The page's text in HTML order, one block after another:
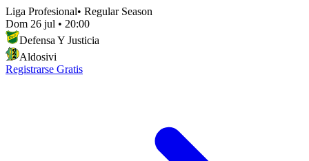
Liga Profesional• Regular Season
Dom 26 jul • 20:00
Defensa Y Justicia
Aldosivi
Registrarse Gratis